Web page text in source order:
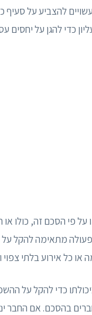
להצביע על סעיף
פי הסכם זה, כולו או
מתאימה להקל על
כל אירוע בלתי
כדי להקל על
בהסכם. אם החבר